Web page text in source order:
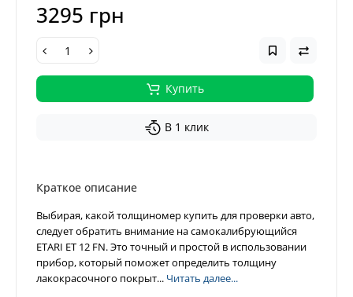
3295 грн
Купить
В 1 клик
Краткое описание
Выбирая, какой толщиномер купить для проверки авто,
следует обратить внимание на самокалибрующийся
ETARI ET 12 FN. Это точный и простой в использовании
прибор, который поможет определить толщину
лакокрасочного покрыт... Читать далее...